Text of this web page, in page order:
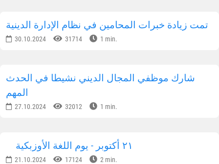
تمت زيادة خبرات المحامين في نظام الإدارة الدينية
30.10.2024 31714 1 min.
شارك موظفي المجال الديني نشيطا في الحدث
المهم
27.10.2024 32012 1 min.
٢١ أكتوبر - يوم اللغة الأوزبكية
21.10.2024 17124 2 min.